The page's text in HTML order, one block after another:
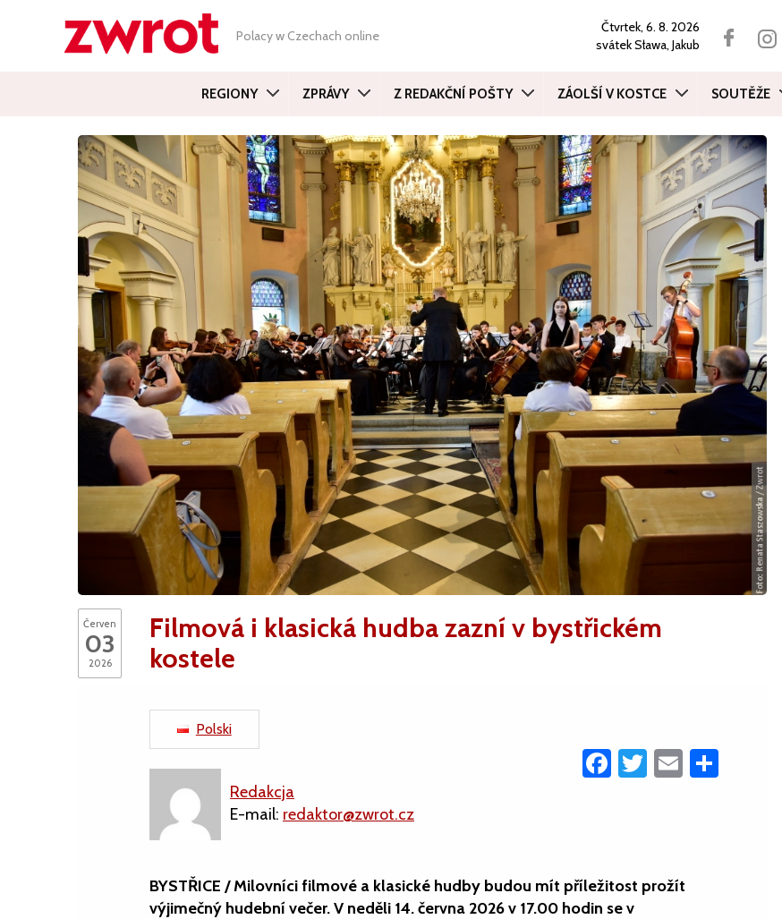
Polacy w Czechach online
Čtvrtek, 6. 8. 2026
svátekSława, Jakub
REGIONY ZPRÁVY Z REDAKČNÍ POŠTY ZÁOLŠÍ V KOSTCE SOUTĚŽE
Červen
03
2026
Filmová i klasická hudba zazní v bystřickém
kostele
Polski
Redakcja
E-mail: redaktor@zwrot.cz
Facebook
Twitter
Email
BYSTŘICE / Milovníci filmové a klasické hudby budou mít příležitost prožít
výjimečný hudební večer. V neděli 14. června 2026 v 17.00 hodin se v